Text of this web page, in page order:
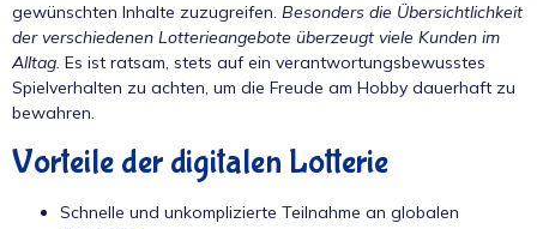
gewünschten Inhalte zuzugreifen. Besonders die Übersichtlichkeit
der verschiedenen Lotterieangebote überzeugt viele Kunden im
Alltag. Es ist ratsam, stets auf ein verantwortungsbewusstes
Spielverhalten zu achten, um die Freude am Hobby dauerhaft zu
bewahren.
Vorteile der digitalen Lotterie
Schnelle und unkomplizierte Teilnahme an globalen